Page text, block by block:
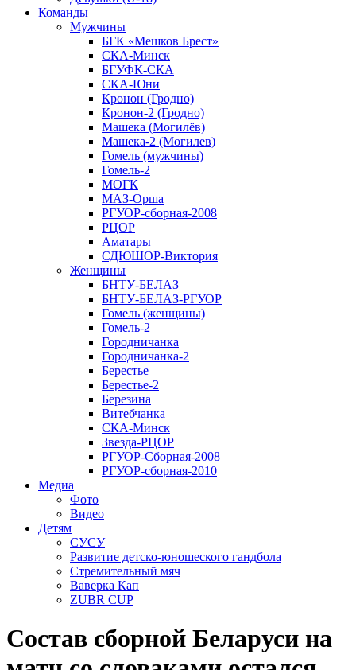
Команды
Мужчины
БГК «Мешков Брест»
СКА-Минск
БГУФК-СКА
СКА-Юни
Кронон (Гродно)
Кронон-2 (Гродно)
Машека (Могилёв)
Машека-2 (Могилев)
Гомель (мужчины)
Гомель-2
МОГК
МАЗ-Орша
РГУОР-сборная-2008
РЦОР
Аматары
СДЮШОР-Виктория
Женщины
БНТУ-БЕЛАЗ
БНТУ-БЕЛАЗ-РГУОР
Гомель (женщины)
Гомель-2
Городничанка
Городничанка-2
Берестье
Берестье-2
Березина
Витебчанка
СКА-Минск
Звезда-РЦОР
РГУОР-Сборная-2008
РГУОР-сборная-2010
Медиа
Фото
Видео
Детям
СУСУ
Развитие детско-юношеского гандбола
Стремительный мяч
Ваверка Кап
ZUBR CUP
Состав сборной Беларуси на